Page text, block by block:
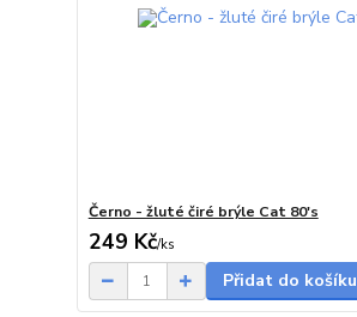
Černo - žluté čiré brýle Cat 80's
249 Kč/ks
Přidat do košíku